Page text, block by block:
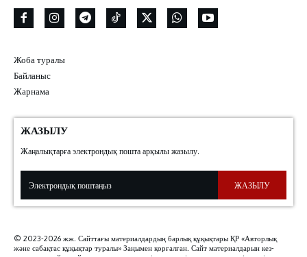
Жоба туралы
Байланыс
Жарнама
ЖАЗЫЛУ
Жаңалықтарға электрондық пошта арқылы жазылу.
ЖАЗЫЛУ
© 2023-2026 жж. Сайттағы материалдардың барлық құқықтары ҚР «Авторлық
және сабақтас құқықтар туралы» Заңымен қорғалған. Сайт материалдарын кез-